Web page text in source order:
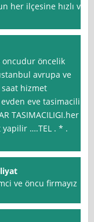
her ilçesine hızlı ve
oncudur öncelik
avrupa ve
hizmet
eve tasimacilik
TASIMACILIGI.her
….TEL . * .
ve öncu firmayız